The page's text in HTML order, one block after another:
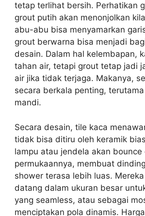
tetap terlihat bersih. Perhatikan
grout putih akan menonjolkan
abu-abu bisa menyamarkan
grout berwarna bisa menjadi
desain. Dalam hal kelembapan,
tahan air, tetapi grout tetap jadi
air jika tidak terjaga. Makanya,
secara berkala penting,
mandi.
Secara desain, tile kaca
tidak bisa ditiru oleh keramik
lampu atau jendela akan bounce
permukaannya, membuat
shower terasa lebih luas.
datang dalam ukuran besar
yang seamless, atau sebagai
menciptakan pola dinamis.